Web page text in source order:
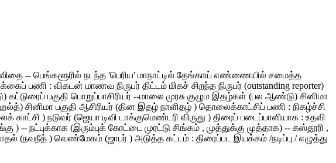
: கவிதை -- பெங்களூரில் நடந்த 'பெரிய' மாநாட்டில் தேங்காய் எண்ணையில் சமைத்த
: விகடன் மாணவ நிருபர் திட்டம் மிகச் சிறந்த நிருபர் (outstanding reporter)
பகுதி பொறுப்பாசிரியர் --மாலை முரசு குழும இதழ்கள் (பல ஆண்டு) சினிமா
ஹெல்த்) சினிமா பகுதி ஆசிரியர் (தின இதழ் நாளிதழ் ) தொலைக்காட்சிப் பணி : நிகழ்ச்சி
) நடுவர் (ஜெயா டிவி டாக்குமெண்டரி விருது ) திரைப் படைப்பாளியாக : உதவி
-- நட்புக்காக (இரும்புக் கோட்டை முரட்டு சிங்கம் , முத்துக்கு முத்தாக) -- கஸ்தூரி ,
(நவநீத் ) வெண்மேகம் (ஜாபர் ) அடுத்த கட்டம் : திரைப்பட இயக்கம் /நடிப்பு / எழுத்து